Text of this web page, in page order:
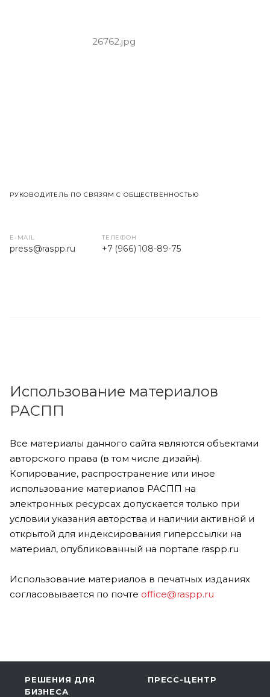
РУКОВОДИТЕЛЬ ПО СВЯЗЯМ С ОБЩЕСТВЕННОСТЬЮ
E-MAIL
press@raspp.ru
ТЕЛЕФОН
+7 (966) 108-89-75
Использование материалов
РАСПП
Все материалы данного сайта являются объектами
авторского права (в том числе дизайн).
Копирование, распространение или иное
использование материалов РАСПП на
электронных ресурсах допускается только при
условии указания авторства и наличии активной и
открытой для индексирования гиперссылки на
материал, опубликованный на портале raspp.ru
Использование материалов в печатных изданиях
согласовывается по почте office@raspp.ru
РЕШЕНИЯ ДЛЯ
БИЗНЕСА
ПРЕСС-ЦЕНТР